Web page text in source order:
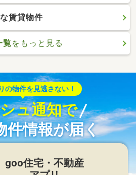
賃貸物件
覧をもっと見る
の物件を見逃さない！
ュ通知で
件情報が届く
goo住宅・不動産